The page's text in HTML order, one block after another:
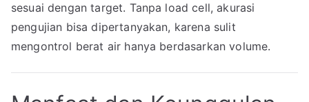
sesuai dengan target. Tanpa load cell, akurasi
pengujian bisa dipertanyakan, karena sulit
mengontrol berat air hanya berdasarkan volume.